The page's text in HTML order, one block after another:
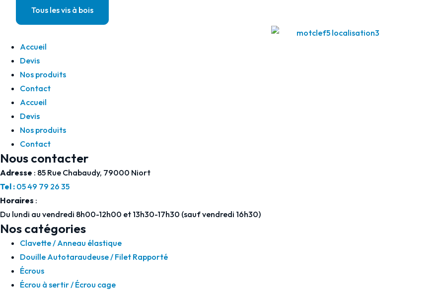
Tous les vis à bois
Accueil
Devis
Nos produits
Contact
Accueil
Devis
Nos produits
Contact
Nous contacter
Adresse : 85 Rue Chabaudy, 79000 Niort
Tel : 05 49 79 26 35
Horaires :
Du lundi au vendredi 8h00-12h00 et 13h30-17h30 (sauf vendredi 16h30)
Nos catégories
Clavette / Anneau élastique
Douille Autotaraudeuse / Filet Rapporté
Écrous
Écrou à sertir / Écrou cage